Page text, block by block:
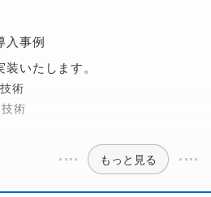
入事例
いたします。
術
術
もっと見る